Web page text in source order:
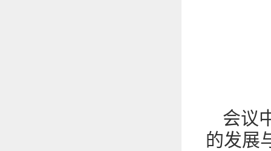
会议
的发展